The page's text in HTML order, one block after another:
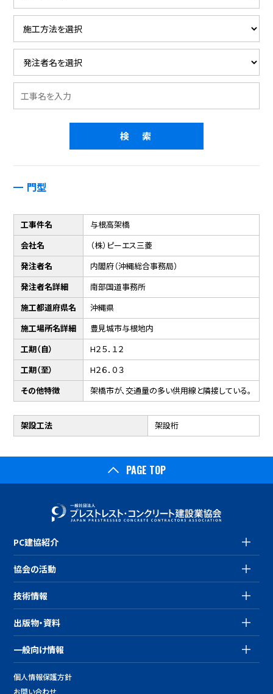
門型
工事件名
与根高架橋
会社名
（株）ピーエス三菱
発注者名
内閣府（沖縄総合事務局）
発注者名詳細
南部国道事務所
施工都道府県名
沖縄県
施工場所名詳細
豊見城市与根地内
工期（自）
H２５．１２
工期（至）
H２６．０３
その他特徴
架橋市が、交通量の多い供用線と隣接している。
架設工法 架設桁
PAGE TOP
PC建協紹介
協会の活動
技術情報
出版物・資料
一般向け情報
個人情報保護方針
お問い合わせ